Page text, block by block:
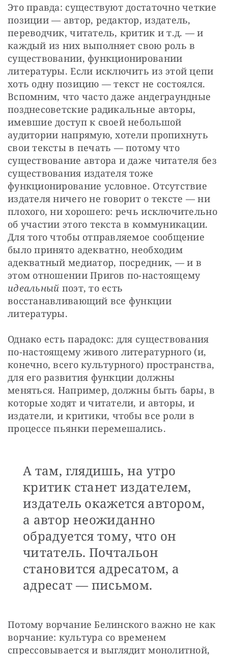
Это правда: существуют достаточно четкие
позиции — автор, редактор, издатель,
переводчик, читатель, критик и т.д. — и
каждый из них выполняет свою роль в
существовании, функционировании
литературы. Если исключить из этой цепи
хоть одну позицию — текст не состоялся.
Вспомним, что часто даже андеграундные
позднесоветские радикальные авторы,
имевшие доступ к своей небольшой
аудитории напрямую, хотели пропихнуть
свои тексты в печать — потому что
существование автора и даже читателя без
существования издателя тоже
функционирование условное. Отсутствие
издателя ничего не говорит о тексте — ни
плохого, ни хорошего: речь исключительно
об участии этого текста в коммуникации.
Для того чтобы отправляемое сообщение
было принято адекватно, необходим
адекватный медиатор, посредник, — и в
идеальный поэт, то есть
восстанавливающий все функции
литературы.
Однако есть парадокс: для существования
по-настоящему живого литературного (и,
конечно, всего культурного) пространства,
для его развития функции должны
меняться. Например, должны быть бары, в
которые ходят и читатели, и авторы, и
издатели, и критики, чтобы все роли в
процессе пьянки перемешались.
А там, глядишь, на утро
критик станет издателем,
издатель окажется автором,
а автор неожиданно
обрадуется тому, что он
читатель. Почтальон
становится адресатом, а
адресат — письмом.
Потому ворчание Белинского важно не как
ворчание: культура со временем
спрессовывается и выглядит монолитной,